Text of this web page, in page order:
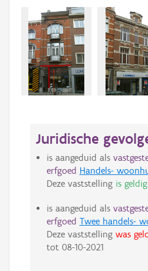
Juridische
is aangeduid als
erfgoed Handels-
Deze vaststelling is geldig
is aangeduid als
erfgoed Twee handels-
Deze vaststelling was
tot 08-10-2021